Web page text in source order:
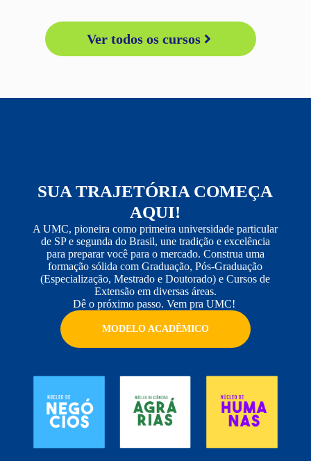
Ver todos os cursos
SUA TRAJETÓRIA COMEÇA
AQUI!
A UMC, pioneira como primeira universidade particular
de SP e segunda do Brasil, une tradição e excelência
para preparar você para o mercado. Construa uma
formação sólida com Graduação, Pós-Graduação
(Especialização, Mestrado e Doutorado) e Cursos de
Extensão em diversas áreas.
Dê o próximo passo. Vem pra UMC!
MODELO ACADÊMICO